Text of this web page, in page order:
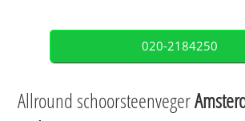
020-2184250
Allround schoorsteenveger